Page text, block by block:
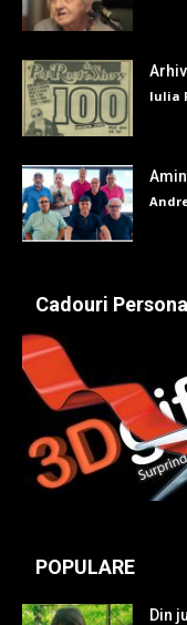
Iulia
Cadouri
POPULARE
Din